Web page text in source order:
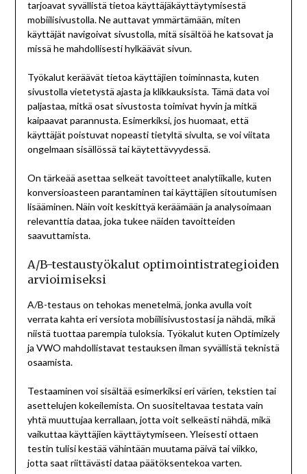
tarjoavat syvällistä tietoa käyttäjäkäyttäytymisestä
mobiilisivustolla. Ne auttavat ymmärtämään, miten
käyttäjät navigoivat sivustolla, mitä sisältöä he katsovat ja
missä he mahdollisesti hylkäävät sivun.
Työkalut keräävät tietoa käyttäjien toiminnasta, kuten
sivustolla vietetystä ajasta ja klikkauksista. Tämä data voi
paljastaa, mitkä osat sivustosta toimivat hyvin ja mitkä
kaipaavat parannusta. Esimerkiksi, jos huomaat, että
käyttäjät poistuvat nopeasti tietyltä sivulta, se voi viitata
ongelmaan sisällössä tai käytettävyydessä.
On tärkeää asettaa selkeät tavoitteet analytiikalle, kuten
konversioasteen parantaminen tai käyttäjien sitoutumisen
lisääminen. Näin voit keskittyä keräämään ja analysoimaan
relevanttia dataa, joka tukee näiden tavoitteiden
saavuttamista.
A/B-testaustyökalut optimointistrategioiden
arvioimiseksi
A/B-testaus on tehokas menetelmä, jonka avulla voit
verrata kahta eri versiota mobiilisivustostasi ja nähdä, mikä
niistä tuottaa parempia tuloksia. Työkalut kuten Optimizely
ja VWO mahdollistavat testauksen ilman syvällistä teknistä
osaamista.
Testaaminen voi sisältää esimerkiksi eri värien, tekstien tai
asettelujen kokeilemista. On suositeltavaa testata vain
yhtä muuttujaa kerrallaan, jotta voit selkeästi nähdä, mikä
vaikuttaa käyttäjien käyttäytymiseen. Yleisesti ottaen
testin tulisi kestää vähintään muutama päivä tai viikko,
jotta saat riittävästi dataa päätöksentekoa varten.